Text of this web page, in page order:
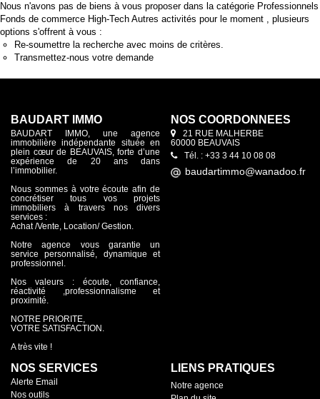
Nous n'avons pas de biens à vous proposer dans la catégorie Professionnels
Fonds de commerce High-Tech Autres activités pour le moment , plusieurs
options s'offrent à vous :
Re-soumettre la recherche avec moins de critères.
Transmettez-nous votre demande
BAUDART IMMO
BAUDART IMMO, une agence
immobilière indépendante située en
plein cœur de BEAUVAIS, forte d’une
expérience de 20 ans dans
l’immobilier.
Nous sommes à votre écoute afin de
concrétiser tous vos projets
immobiliers à travers nos divers
services :
Achat /Vente, Location/ Gestion.
Notre agence vous garantie un
service personnalisé, dynamique et
professionnel.
Nos valeurs : écoute, confiance,
réactivité ,professionnalisme et
proximité.
NOTRE PRIORITE,
VOTRE SATISFACTION.
A très vite !
NOS COORDONNÉES
21 RUE MALHERBE
60000 BEAUVAIS
Tél. : +33 3 44 10 08 08
NOS SERVICES
Alerte Email
Nos outils
LIENS PRATIQUES
Notre agence